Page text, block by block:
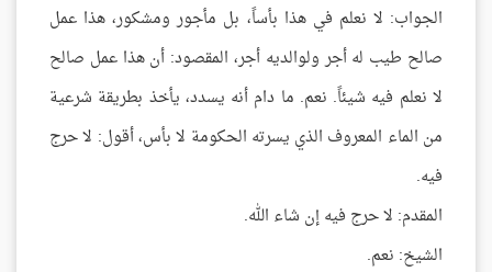
الجواب: لا نعلم في هذا بأساً، بل مأجور ومشكور، هذا عمل
صالح طيب له أجر ولوالديه أجر، المقصود: أن هذا عمل صالح
لا نعلم فيه شيئاً. نعم. ما دام أنه يسدد، يأخذ بطريقة شرعية
من الماء المعروف الذي يسرته الحكومة لا بأس، أقول: لا حرج
فيه.
المقدم: لا حرج فيه إن شاء الله.
الشيخ: نعم.